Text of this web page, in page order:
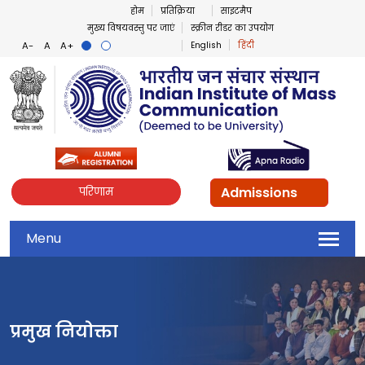
होम प्रतिक्रिया
साइटमैप
मुख्य विषयवस्तु पर जाएं
स्क्रीन रीडर का उपयोग
English
हिंदी
परिणाम Admissions
Menu
प्रमुख नियोक्ता